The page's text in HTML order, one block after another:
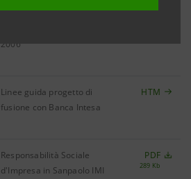
2006
Linee guida progetto di
fusione con Banca Intesa
HTM
Responsabilità Sociale
d'Impresa in Sanpaolo IMI
PDF
289 Kb